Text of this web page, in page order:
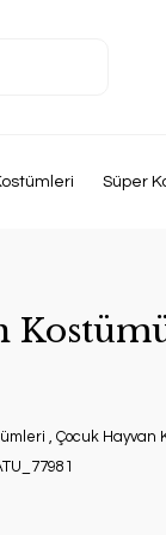
Süper
, Çocuk Hayvan